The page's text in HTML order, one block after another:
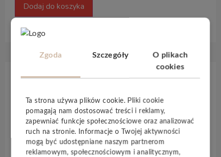
Dodaj do koszyka
Panele winyloweHobuco Bordo Click SPC
piękno i ciepło podłóg drewnianych z
praktycznością podłóg ceramicznych,
jednocześnie są łatwe w montażu jak podłogi
Zgoda Szczegóły
O plikach
cookies
Ta strona używa plików cookie. Pliki cookie
pomagają nam dostosować treści i reklamy,
zapewniać funkcje społecznościowe oraz analizować
ruch na stronie. Informacje o Twojej aktywności
mogą być udostępniane naszym partnerom
reklamowym, społecznościowym i analitycznym,